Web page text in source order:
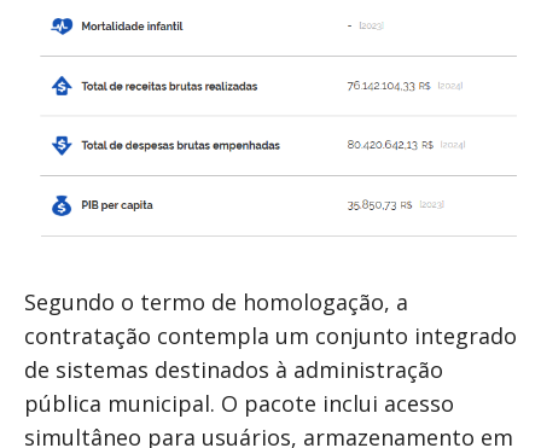
Segundo o termo de homologação, a
contratação contempla um conjunto integrado
de sistemas destinados à administração
pública municipal. O pacote inclui acesso
simultâneo para usuários, armazenamento em